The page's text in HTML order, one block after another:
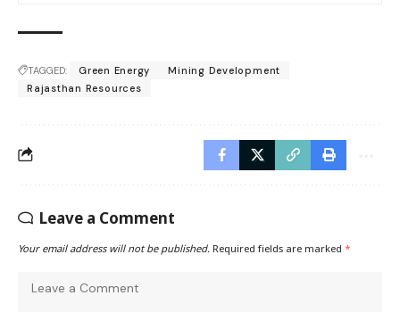
TAGGED: Green Energy
Mining Development
Rajasthan Resources
Leave a Comment
Your email address will not be published. Required fields are marked *